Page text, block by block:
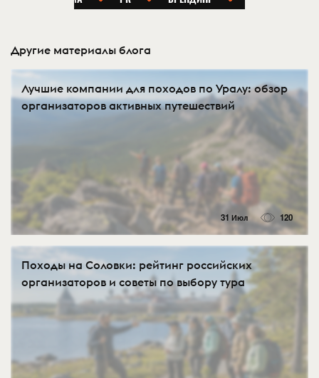
Другие материалы блога
Лучшие компании для походов по Уралу: обзор
организаторов активных путешествий
31 Июл 120
Походы на Соловки: рейтинг российских
организаторов и советы по выбору тура